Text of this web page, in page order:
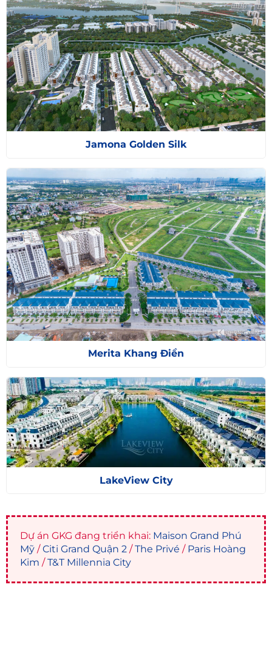
Jamona Golden Silk
Merita Khang Điền
LakeView City
Dự án GKG đang triển khai: Maison Grand Phú
Mỹ /Citi Grand Quận 2 /The Privé / Paris Hoàng
Kim /T&T Millennia City